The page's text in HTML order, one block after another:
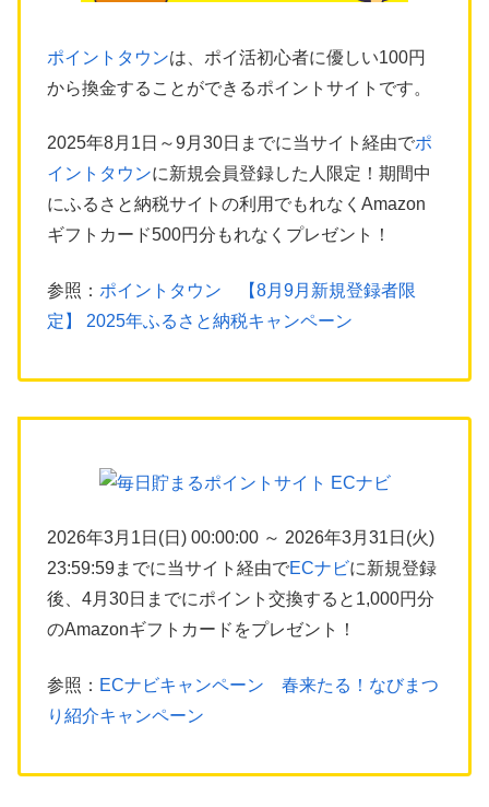
ポイントタウンは、ポイ活初心者に優しい100円
から換金することができるポイントサイトです。
2025年8月1日～9月30日までに当サイト経由でポ
イントタウンに新規会員登録した人限定！期間中
にふるさと納税サイトの利用でもれなくAmazon
ギフトカード500円分もれなくプレゼント！
参照： ポイントタウン 【8月9月新規登録者限
定】 2025年ふるさと納税キャンペーン
2026年3月1日(日) 00:00:00 ～ 2026年3月31日(火)
23:59:59までに当サイト経由でECナビに新規登録
後、4月30日までにポイント交換すると1,000円分
のAmazonギフトカードをプレゼント！
参照： ECナビキャンペーン 春来たる！なびまつ
り紹介キャンペーン